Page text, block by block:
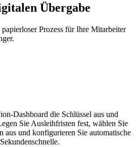
Übergabe
Prozess für Ihre Mitarbeiter
Dashboard die Schlüssel aus und
Sie Ausleihfristen fest, wählen Sie
aus und konfigurieren Sie automatische